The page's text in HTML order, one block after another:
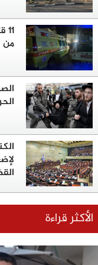
من عام
الأكثر قراءة